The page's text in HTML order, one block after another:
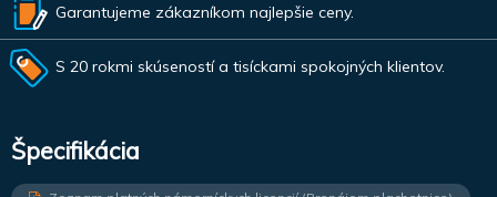
Garantujeme zákazníkom najlepšie ceny.
S 20 rokmi skúseností a tisíckami spokojných klientov.
Špecifikácia